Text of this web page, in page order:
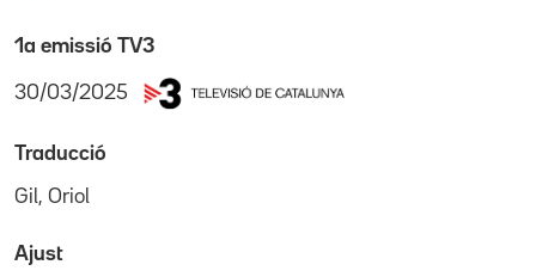
1a emissió TV3
30/03/2025
Traducció
Gil, Oriol
Ajust